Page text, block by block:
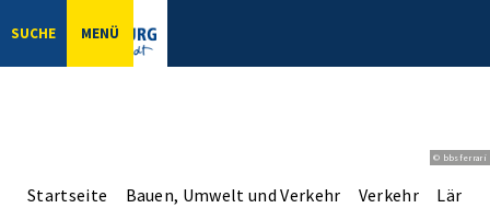
SUCHE MENÜ
© bbsferrari
Startseite Bauen, Umwelt und Verkehr Verkehr